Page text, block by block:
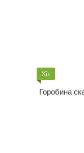
Хіт
Горобина